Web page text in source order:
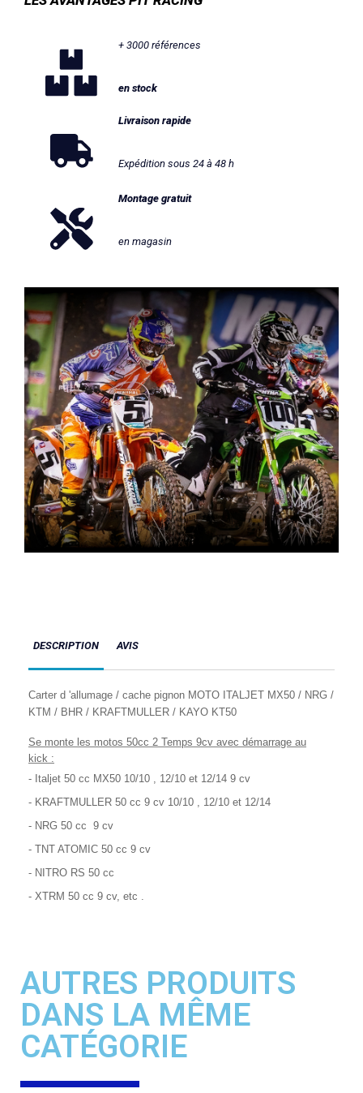
+ 3000 références
en stock
Livraison rapide
Expédition sous 24 à 48 h
Montage gratuit
en magasin
DESCRIPTION AVIS
Carter d 'allumage / cache pignon MOTO ITALJET MX50 / NRG /
KTM / BHR / KRAFTMULLER / KAYO KT50
Se monte les motos 50cc 2 Temps 9cv avec démarrage au
kick :
- Italjet 50 cc MX50 10/10 , 12/10 et 12/14 9 cv
- KRAFTMULLER 50 cc 9 cv 10/10 , 12/10 et 12/14
- NRG 50 cc 9 cv
- TNT ATOMIC 50 cc 9 cv
- NITRO RS 50 cc
- XTRM 50 cc 9 cv, etc .
AUTRES PRODUITS
DANS LA MÊME
CATÉGORIE